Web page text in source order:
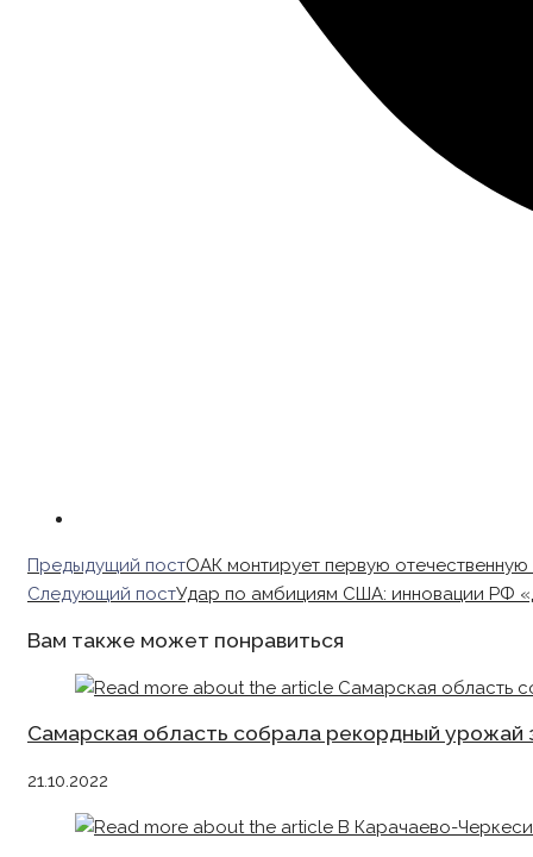
Read
more
Предыдущий постОАК монтирует первую
Следующий постУдар по амбициям США: инновации РФ
Вам также может понравиться
Самарская область собрала рекордный урожай
21.10.2022